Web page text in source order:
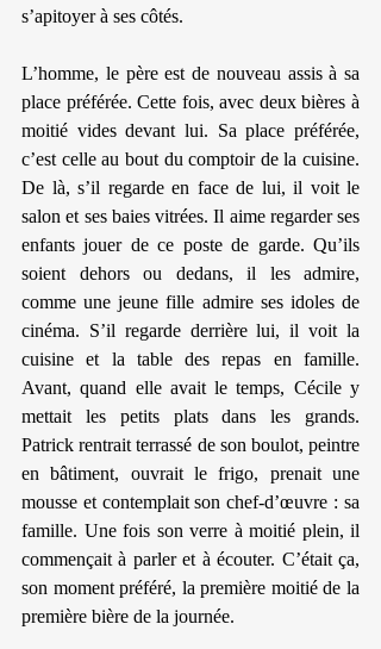
s’apitoyer à ses côtés.
L’homme, le père est de nouveau assis à sa
place préférée. Cette fois, avec deux bières à
moitié vides devant lui. Sa place préférée,
c’est celle au bout du comptoir de la cuisine.
De là, s’il regarde en face de lui, il voit le
salon et ses baies vitrées. Il aime regarder ses
enfants jouer de ce poste de garde. Qu’ils
soient dehors ou dedans, il les admire,
comme une jeune fille admire ses idoles de
cinéma. S’il regarde derrière lui, il voit la
cuisine et la table des repas en famille.
Avant, quand elle avait le temps, Cécile y
mettait les petits plats dans les grands.
Patrick rentrait terrassé de son boulot, peintre
en bâtiment, ouvrait le frigo, prenait une
mousse et contemplait son chef-d’œuvre : sa
famille. Une fois son verre à moitié plein, il
commençait à parler et à écouter. C’était ça,
son moment préféré, la première moitié de la
première bière de la journée.